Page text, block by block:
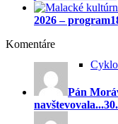
2026 – program
Komentáre
Pán
navštevovala...